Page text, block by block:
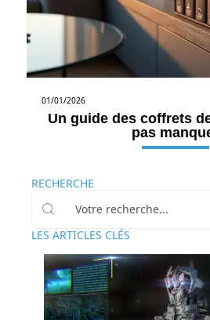
01/01/2026
Un guide des coffrets
pas
RECHERCHE
LES ARTICLES CLÉS